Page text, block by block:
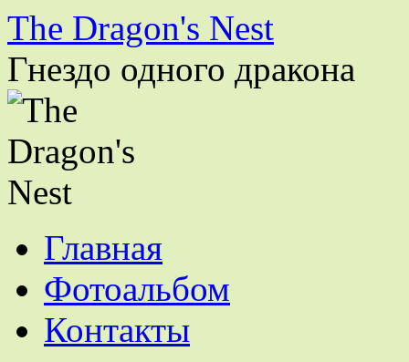
The Dragon's Nest
Гнездо одного дракона
Перейти
содержимому
Главная
Фотоальбом
Контакты